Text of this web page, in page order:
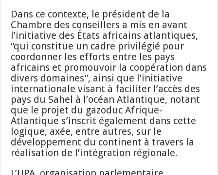
Dans ce contexte, le président de la
Chambre des conseillers a mis en avant
l’initiative des États africains atlantiques,
“qui constitue un cadre privilégié pour
coordonner les efforts entre les pays
africains et promouvoir la coopération dans
divers domaines”, ainsi que l’initiative
internationale visant à faciliter l’accès des
pays du Sahel à l’océan Atlantique, notant
que le projet du gazoduc Afrique-
Atlantique s’inscrit également dans cette
logique, axée, entre autres, sur le
développement du continent à travers la
réalisation de l’intégration régionale.